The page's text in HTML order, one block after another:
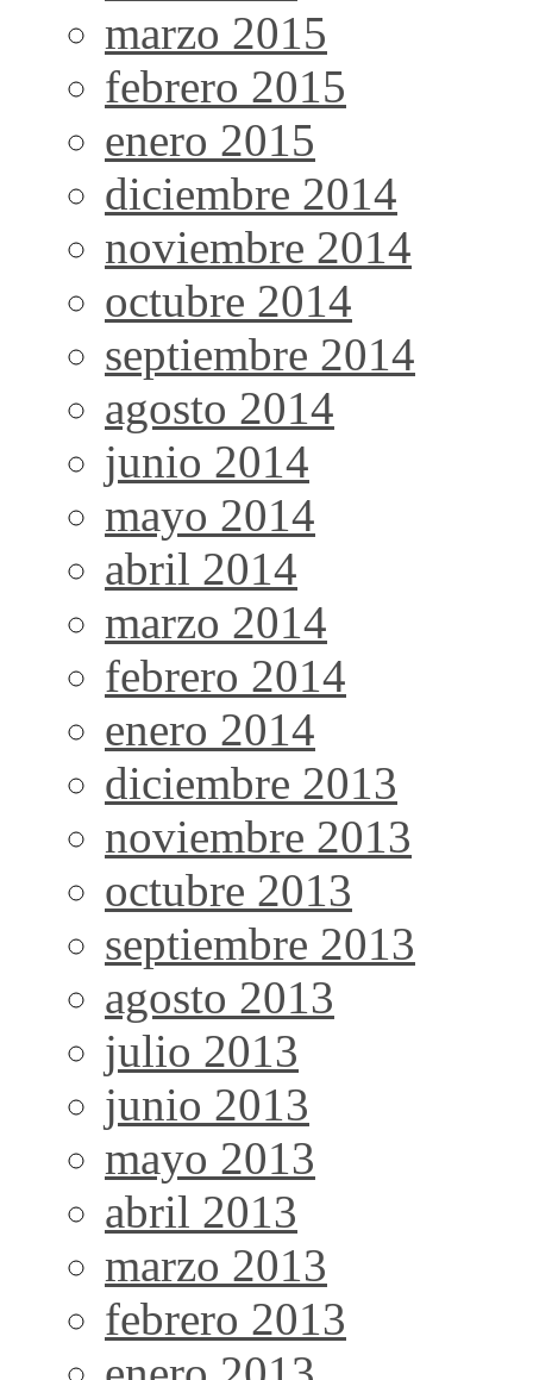
marzo 2015
febrero 2015
enero 2015
diciembre 2014
noviembre 2014
octubre 2014
septiembre 2014
agosto 2014
junio 2014
mayo 2014
abril 2014
marzo 2014
febrero 2014
enero 2014
diciembre 2013
noviembre 2013
octubre 2013
septiembre 2013
agosto 2013
julio 2013
junio 2013
mayo 2013
abril 2013
marzo 2013
febrero 2013